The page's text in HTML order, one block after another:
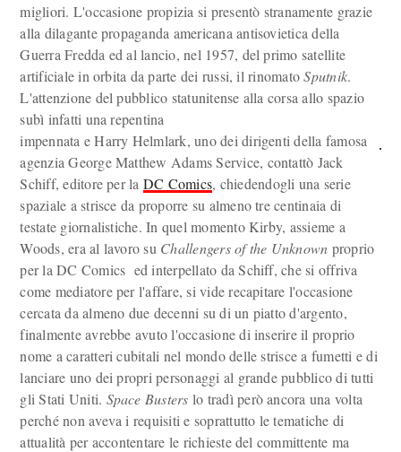
migliori. L'occasione propizia si presentò stranamente grazie
alla dilagante propaganda americana antisovietica della
Guerra Fredda ed al lancio, nel 1957, del primo satellite
artificiale in orbita da parte dei russi, il rinomatoSputnik.
L'attenzione del pubblico statunitense alla corsa allo spazio
subì infatti una repentina
impennata e Harry Helmlark, uno dei dirigenti della famosa
agenzia George Matthew Adams Service, contattò Jack
Schiff, editore per la DC Comics, chiedendogli una serie
spaziale a strisce da proporre su almeno tre centinaia di
testate giornalistiche. In quel momento Kirby, assieme a
Woods, era al lavoro su Challengers of the Unknown proprio
per la DC Comics ed interpellato da Schiff, che si offriva
come mediatore per l'affare, si vide recapitare l'occasione
cercata da almeno due decenni su di un piatto d'argento,
finalmente avrebbe avuto l'occasione di inserire il proprio
nome a caratteri cubitali nel mondo delle strisce a fumetti e di
lanciare uno dei propri personaggi al grande pubblico di tutti
gli Stati Uniti. Space Busters lo tradì però ancora una volta
perché non aveva i requisiti e soprattutto le tematiche di
attualità per accontentare le richieste del committente ma